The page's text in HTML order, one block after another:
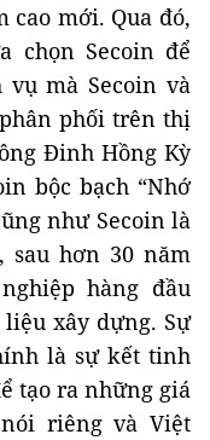
cao mới. Qua đó,
chọn Secoin để
vụ mà Secoin và
phối trên thị
Đinh Hồng Kỳ
bộc bạch “Nhớ
như Secoin là
sau hơn 30 năm
hàng đầu
xây dựng. Sự
là sự kết tinh
tạo ra những giá
riêng và Việt